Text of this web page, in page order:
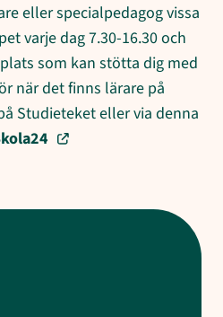
eller specialpedagog vissa
varje dag 7.30-16.30 och
som kan stötta dig med
när det finns lärare på
Studieteket eller via denna